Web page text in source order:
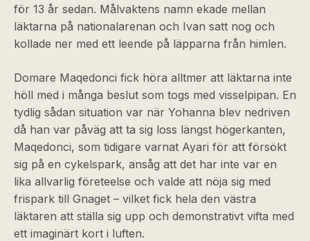
för 13 år sedan. Målvaktens namn ekade mellan
läktarna på nationalarenan och Ivan satt nog och
kollade ner med ett leende på läpparna från himlen.
Domare Maqedonci fick höra alltmer att läktarna inte
höll med i många beslut som togs med visselpipan. En
tydlig sådan situation var när Yohanna blev nedriven
då han var påväg att ta sig loss längst högerkanten,
Maqedonci, som tidigare varnat Ayari för att försökt
sig på en cykelspark, ansåg att det har inte var en
lika allvarlig företeelse och valde att nöja sig med
frispark till Gnaget – vilket fick hela den västra
läktaren att ställa sig upp och demonstrativt vifta med
ett imaginärt kort i luften.